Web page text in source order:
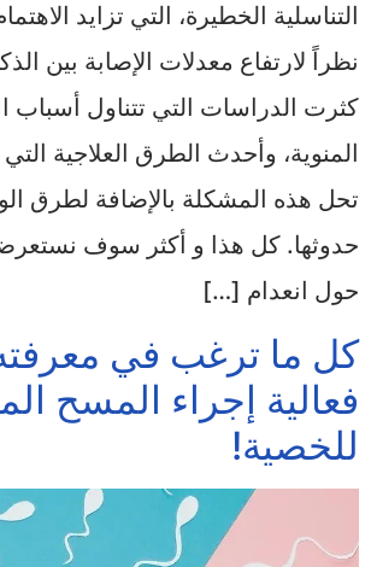
التناسلية الخطيرة، التي تزايد
نظراً لارتفاع معدلات الإصابة بين
كثرت الدراسات التي تتناول أسباب
المنوية، وأحدث الطرق العلاجية
تحل هذه المشكلة بالإضافة لطرق
حدوثها. كل هذا و أكثر سوف
حول انعدام […]
كل ما ترغب في
فعالية إجراء المسح
للخصية!